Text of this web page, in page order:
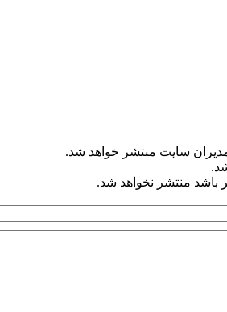
سایت منتشر خواهد شد.
باشد منتشر نخواهد شد.